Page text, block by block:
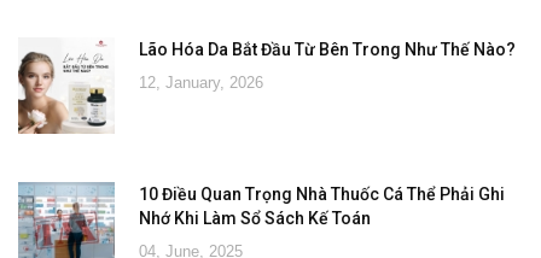
Lão Hóa Da Bắt Đầu Từ Bên Trong Như Thế Nào?
12, January, 2026
10 Điều Quan Trọng Nhà Thuốc Cá Thể Phải Ghi
Nhớ Khi Làm Sổ Sách Kế Toán
04, June, 2025